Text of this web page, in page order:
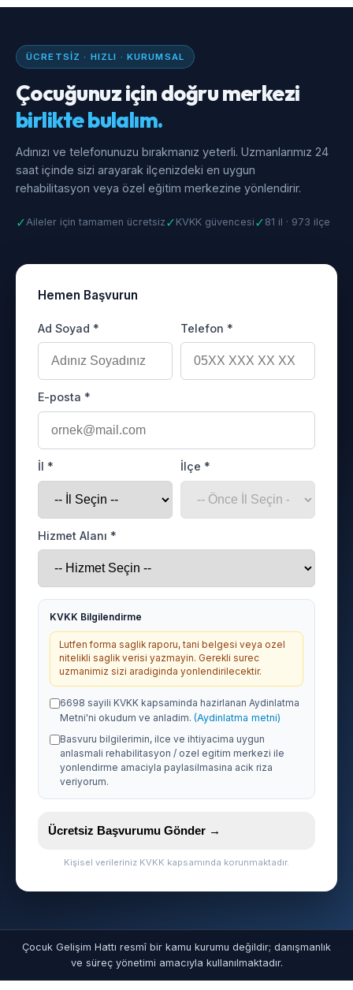
ÜCRETSIZ · HIZLI · KURUMSAL
Çocuğunuz için doğru merkezi
birlikte bulalım.
Adınızı ve telefonunuzu bırakmanız yeterli. Uzmanlarımız 24
saat içinde sizi arayarak ilçenizdeki en uygun
rehabilitasyon veya özel eğitim merkezine yönlendirir.
✓Aileler için tamamen ücretsiz ✓ KVKK güvencesi ✓ 81 il · 973 ilçe
Hemen Başvurun
Ad Soyad * Telefon *
E-posta *
İl * İlçe *
Hizmet Alanı *
KVKK Bilgilendirme
Lutfen forma saglik raporu, tani belgesi veya ozel
nitelikli saglik verisi yazmayin. Gerekli surec
uzmanimiz sizi aradiginda yonlendirilecektir.
6698 sayili KVKK kapsaminda hazirlanan Aydinlatma
Metni'ni okudum ve anladim. (Aydinlatma metni)
Basvuru bilgilerimin, ilce ve ihtiyacima uygun
anlasmali rehabilitasyon / ozel egitim merkezi ile
yonlendirme amaciyla paylasilmasina acik riza
veriyorum.
Ücretsiz Başvurumu Gönder →
Kişisel verileriniz KVKK kapsamında korunmaktadır.
Çocuk Gelişim Hattı resmî bir kamu kurumu değildir; danışmanlık
ve süreç yönetimi amacıyla kullanılmaktadır.